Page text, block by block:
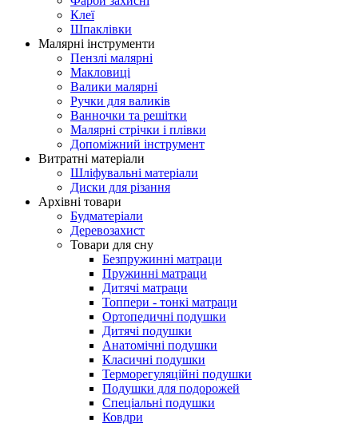
Клеї
Шпаклівки
Малярні інструменти
Пензлі малярні
Макловиці
Валики малярні
Ручки для валиків
Ванночки та решітки
Малярні стрічки і плівки
Допоміжний інструмент
Витратні матеріали
Шліфувальні матеріали
Диски для різання
Архівні товари
Будматеріали
Деревозахист
Товари для сну
Безпружинні матраци
Пружинні матраци
Дитячі матраци
Топпери - тонкі матраци
Ортопедичні подушки
Дитячі подушки
Анатомічні подушки
Класичні подушки
Терморегуляційні подушки
Подушки для подорожей
Спеціальні подушки
Ковдри